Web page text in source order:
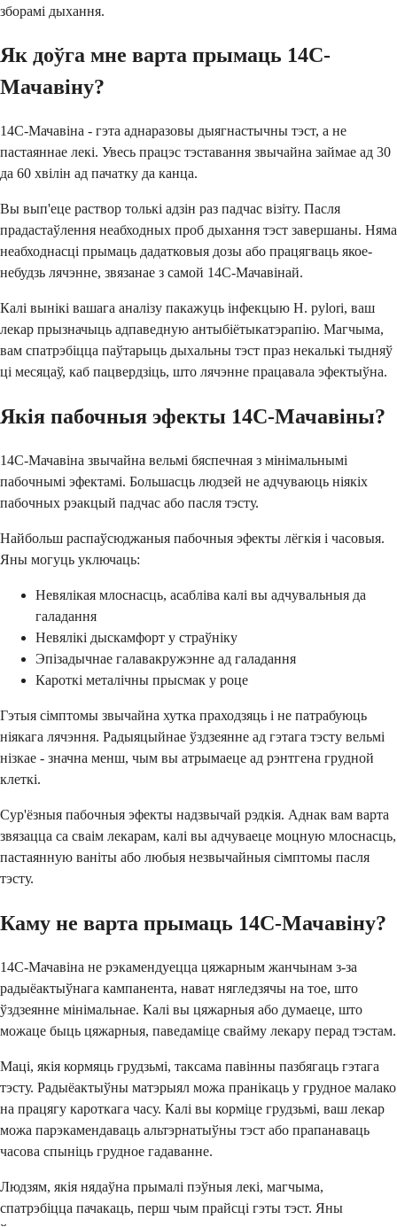
зборамі дыхання.
Як доўга мне варта прымаць 14C-
Мачавіну?
14C-Мачавіна - гэта аднаразовы дыягнастычны тэст, а не
пастаяннае лекі. Увесь працэс тэставання звычайна займае ад 30
да 60 хвілін ад пачатку да канца.
Вы вып'еце раствор толькі адзін раз падчас візіту. Пасля
прадастаўлення неабходных проб дыхання тэст завершаны. Няма
неабходнасці прымаць дадатковыя дозы або працягваць якое-
небудзь лячэнне, звязанае з самой 14C-Мачавінай.
Калі вынікі вашага аналізу пакажуць інфекцыю H. pylori, ваш
лекар прызначыць адпаведную антыбіётыкатэрапію. Магчыма,
вам спатрэбіцца паўтарыць дыхальны тэст праз некалькі тыдняў
ці месяцаў, каб пацвердзіць, што лячэнне працавала эфектыўна.
Якія пабочныя эфекты 14C-Мачавіны?
14C-Мачавіна звычайна вельмі бяспечная з мінімальнымі
пабочнымі эфектамі. Большасць людзей не адчуваюць ніякіх
пабочных рэакцый падчас або пасля тэсту.
Найбольш распаўсюджаныя пабочныя эфекты лёгкія і часовыя.
Яны могуць уключаць:
Невялікая млоснасць, асабліва калі вы адчувальныя да
галадання
Невялікі дыскамфорт у страўніку
Эпізадычнае галавакружэнне ад галадання
Кароткі металічны прысмак у роце
Гэтыя сімптомы звычайна хутка праходзяць і не патрабуюць
ніякага лячэння. Радыяцыйнае ўздзеянне ад гэтага тэсту вельмі
нізкае - значна менш, чым вы атрымаеце ад рэнтгена грудной
клеткі.
Сур'ёзныя пабочныя эфекты надзвычай рэдкія. Аднак вам варта
звязацца са сваім лекарам, калі вы адчуваеце моцную млоснасць,
пастаянную ваніты або любыя незвычайныя сімптомы пасля
тэсту.
Каму не варта прымаць 14C-Мачавіну?
14C-Мачавіна не рэкамендуецца цяжарным жанчынам з-за
радыёактыўнага кампанента, нават нягледзячы на тое, што
ўздзеянне мінімальнае. Калі вы цяжарныя або думаеце, што
можаце быць цяжарныя, паведаміце свайму лекару перад тэстам.
Маці, якія кормяць грудзьмі, таксама павінны пазбягаць гэтага
тэсту. Радыёактыўны матэрыял можа пранікаць у грудное малако
на працягу кароткага часу. Калі вы корміце грудзьмі, ваш лекар
можа парэкамендаваць альтэрнатыўны тэст або прапанаваць
часова спыніць грудное гадаванне.
Людзям, якія нядаўна прымалі пэўныя лекі, магчыма,
спатрэбіцца пачакаць, перш чым прайсці гэты тэст. Яны